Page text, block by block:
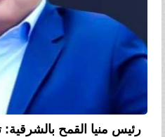
رئيس منيا القمح